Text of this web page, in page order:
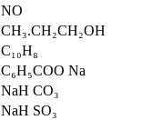
NO
CH₃.CH₂CH₂OH
C₁₀H₈
C₆H₅COO Na
NaH CO₃
NaH SO₃